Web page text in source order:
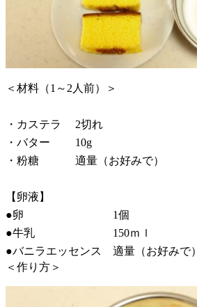
＜材料（1～2人前）＞
・カステラ 2切れ
・バター 10g
・粉糖 適量（お好みで）
【卵液】
●卵 1個
●牛乳 150ｍｌ
●バニラエッセンス 適量（お好みで）
＜作り方＞